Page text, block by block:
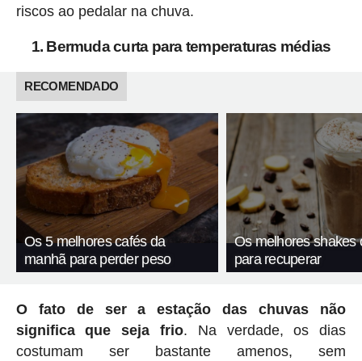
riscos ao pedalar na chuva.
1. Bermuda curta para temperaturas médias
RECOMENDADO
Os 5 melhores cafés da
manhã para perder peso
Os melhores shakes
para recuperar
O fato de ser a estação das chuvas não
significa que seja frio. Na verdade, os dias
costumam ser bastante amenos, sem